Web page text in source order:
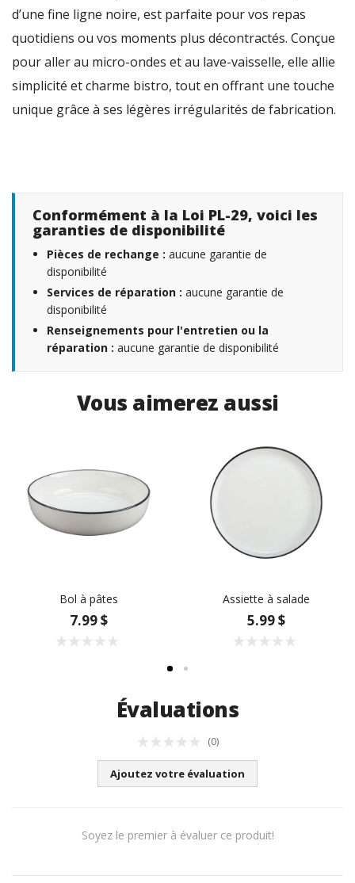
d’une fine ligne noire, est parfaite pour vos repas
quotidiens ou vos moments plus décontractés. Conçue
pour aller au micro-ondes et au lave-vaisselle, elle allie
simplicité et charme bistro, tout en offrant une touche
unique grâce à ses légères irrégularités de fabrication.
Conformément à la Loi PL-29, voici les
garanties de disponibilité
Pièces de rechange : aucune garantie de
disponibilité
Services de réparation : aucune garantie de
disponibilité
Renseignements pour l'entretien ou la
réparation : aucune garantie de disponibilité
Vous aimerez aussi
Bol à pâtes
7.99 $
Assiette à salade
5.99 $
Évaluations
(0)
Ajoutez votre évaluation
Soyez le premier à évaluer ce produit!